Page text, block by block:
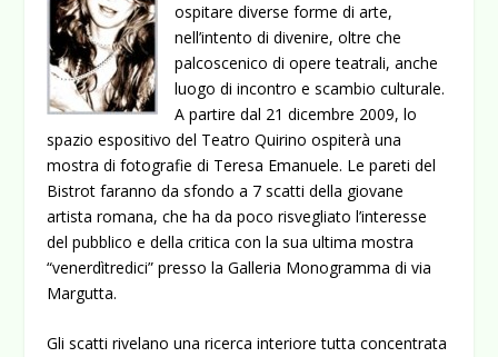
ospitare diverse forme di arte,
nell’intento di divenire, oltre che
palcoscenico di opere teatrali, anche
luogo di incontro e scambio culturale.
A partire dal 21 dicembre 2009, lo
spazio espositivo del Teatro Quirino ospiterà una
mostra di fotografie di Teresa Emanuele. Le pareti del
Bistrot faranno da sfondo a 7 scatti della giovane
artista romana, che ha da poco risvegliato l’interesse
del pubblico e della critica con la sua ultima mostra
“venerdìtredici” presso la Galleria Monogramma di via
Margutta.
Gli scatti rivelano una ricerca interiore tutta concentrata